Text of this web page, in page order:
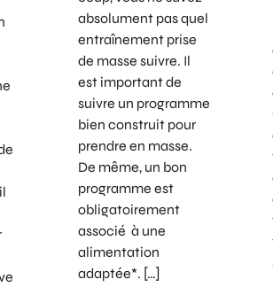
absolument pas quel
entraînement prise
de masse suivre. Il
est important de
suivre un programme
bien construit pour
prendre en masse.
De même, un bon
programme est
obligatoirement
associé à une
alimentation
adaptée*. […]